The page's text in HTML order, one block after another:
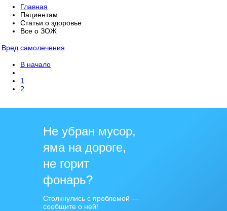
Главная
Пациентам
Статьи о здоровье
Все о ЗОЖ
Вред самолечения
В начало
1
2
Не убран мусор,
яма на дороге,
не горит
фонарь?
Столкнулись с проблемой —
сообщите о ней!